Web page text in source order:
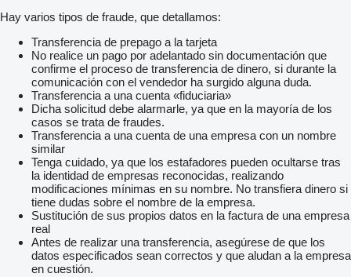
Hay varios tipos de fraude, que detallamos:
Transferencia de prepago a la tarjeta
No realice un pago por adelantado sin documentación que
confirme el proceso de transferencia de dinero, si durante la
comunicación con el vendedor ha surgido alguna duda.
Transferencia a una cuenta «fiduciaria»
Dicha solicitud debe alarmarle, ya que en la mayoría de los
casos se trata de fraudes.
Transferencia a una cuenta de una empresa con un nombre
similar
Tenga cuidado, ya que los estafadores pueden ocultarse tras
la identidad de empresas reconocidas, realizando
modificaciones mínimas en su nombre. No transfiera dinero si
tiene dudas sobre el nombre de la empresa.
Sustitución de sus propios datos en la factura de una empresa
real
Antes de realizar una transferencia, asegúrese de que los
datos especificados sean correctos y que aludan a la empresa
en cuestión.